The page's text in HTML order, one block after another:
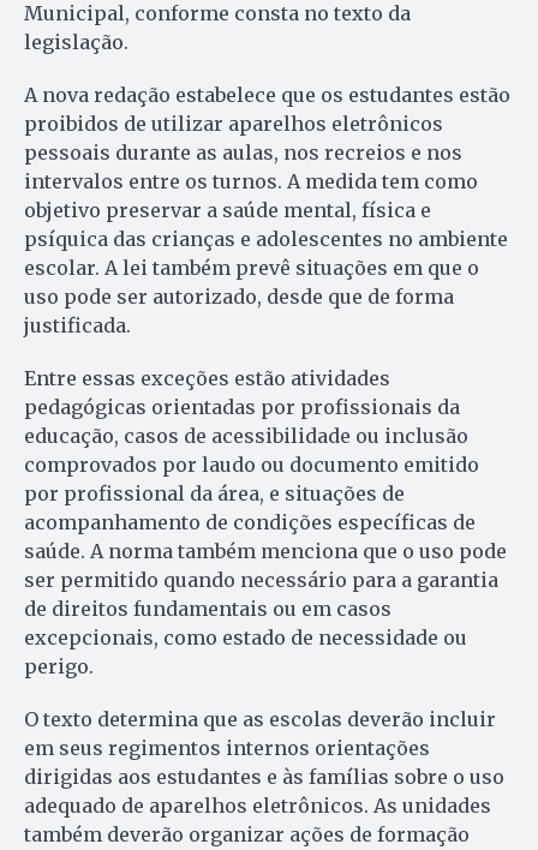
Municipal, conforme consta no texto da
legislação.
A nova redação estabelece que os estudantes estão
proibidos de utilizar aparelhos eletrônicos
pessoais durante as aulas, nos recreios e nos
intervalos entre os turnos. A medida tem como
objetivo preservar a saúde mental, física e
psíquica das crianças e adolescentes no ambiente
escolar. A lei também prevê situações em que o
uso pode ser autorizado, desde que de forma
justificada.
Entre essas exceções estão atividades
pedagógicas orientadas por profissionais da
educação, casos de acessibilidade ou inclusão
comprovados por laudo ou documento emitido
por profissional da área, e situações de
acompanhamento de condições específicas de
saúde. A norma também menciona que o uso pode
ser permitido quando necessário para a garantia
de direitos fundamentais ou em casos
excepcionais, como estado de necessidade ou
perigo.
O texto determina que as escolas deverão incluir
em seus regimentos internos orientações
dirigidas aos estudantes e às famílias sobre o uso
adequado de aparelhos eletrônicos. As unidades
também deverão organizar ações de formação